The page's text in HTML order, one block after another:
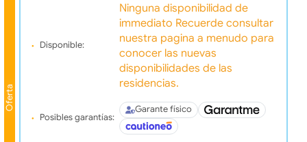
Oferta
Disponible:
Ninguna disponibilidad de
immediato Recuerde consultar
nuestra pagina a menudo para
conocer las nuevas
disponibilidades de las
residencias.
Posibles garantías:
Garante físico